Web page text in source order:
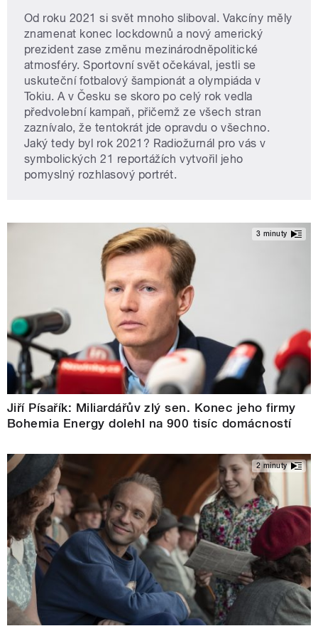
Od roku 2021 si svět mnoho sliboval. Vakcíny měly
znamenat konec lockdownů a nový americký
prezident zase změnu mezinárodněpolitické
atmosféry. Sportovní svět očekával, jestli se
uskuteční fotbalový šampionát a olympiáda v
Tokiu. A v Česku se skoro po celý rok vedla
předvolební kampaň, přičemž ze všech stran
zaznívalo, že tentokrát jde opravdu o všechno.
Jaký tedy byl rok 2021? Radiožurnál pro vás v
symbolických 21 reportážích vytvořil jeho
pomyslný rozhlasový portrét.
3 minuty
Jiří Písařík: Miliardářův zlý sen. Konec jeho firmy
Bohemia Energy dolehl na 900 tisíc domácností
2 minuty